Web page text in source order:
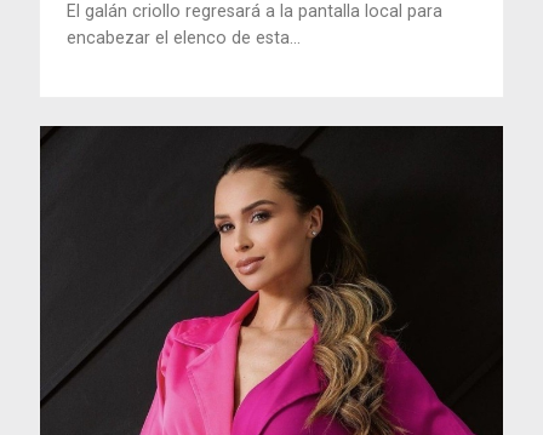
El galán criollo regresará a la pantalla local para
encabezar el elenco de esta...